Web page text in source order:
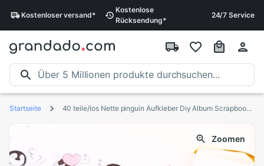
Kostenloserversand*
Kostenlose
Rücksendung*
24/7 Service
Startseite 40 teile/los Nette pinguin Aufkleber Diy Album Scrapbooking Tagebuch Planer Tagebuch Aufkleber Dekorative Etikett Für freundlicher
Zoomen